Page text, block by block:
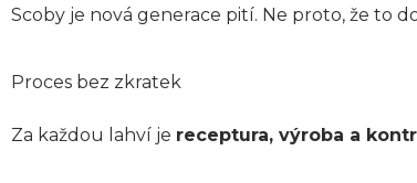
Scoby je nová generace pití. Ne proto, že to
Proces bez zkratek
Za každou lahví je receptura, výroba a